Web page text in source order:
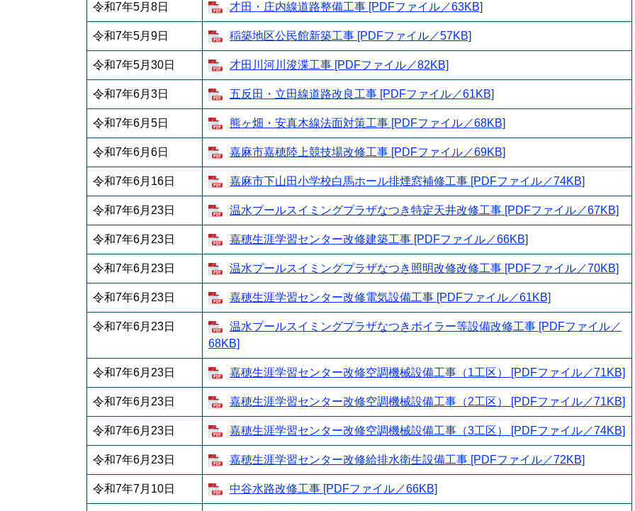
令和7年5月8日 才田・庄内線道路整備工事 [PDFファイル／63KB]
令和7年5月9日 稲築地区公民館新築工事 [PDFファイル／57KB]
令和7年5月30日 才田川河川浚渫工事 [PDFファイル／82KB]
令和7年6月3日 五反田・立田線道路改良工事 [PDFファイル／61KB]
令和7年6月5日 熊ヶ畑・安真木線法面対策工事 [PDFファイル／68KB]
令和7年6月6日 嘉麻市嘉穂陸上競技場改修工事 [PDFファイル／69KB]
令和7年6月16日 嘉麻市下山田小学校白馬ホール排煙窓補修工事 [PDFファイル／74KB]
令和7年6月23日 温水プールスイミングプラザなつき特定天井改修工事 [PDFファイル／67KB]
令和7年6月23日 嘉穂生涯学習センター改修建築工事 [PDFファイル／66KB]
令和7年6月23日 温水プールスイミングプラザなつき照明改修改修工事 [PDFファイル／70KB]
令和7年6月23日 嘉穂生涯学習センター改修電気設備工事 [PDFファイル／61KB]
令和7年6月23日
温水プールスイミングプラザなつきボイラー等設備改修工事 [PDFファイル／
68KB]
令和7年6月23日 嘉穂生涯学習センター改修空調機械設備工事（1工区） [PDFファイル／71KB]
​令和7年6月23日 嘉穂生涯学習センター改修空調機械設備工事（2工区） [PDFファイル／71KB]
令和7年6月23日 嘉穂生涯学習センター改修空調機械設備工事（3工区） [PDFファイル／74KB]
令和7年6月23日 嘉穂生涯学習センター改修給排水衛生設備工事 [PDFファイル／72KB]
令和7年7月10日 中谷水路改修工事 [PDFファイル／66KB]